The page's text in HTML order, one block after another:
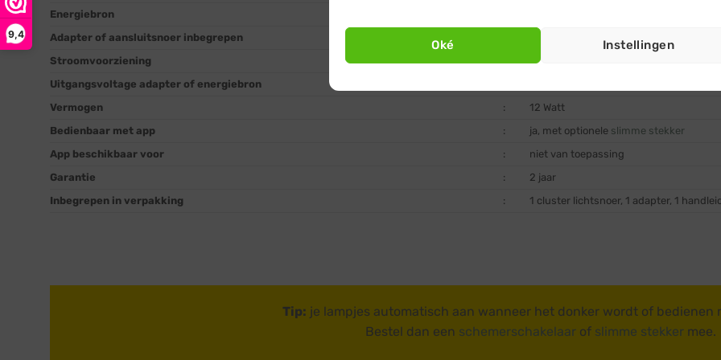
Oké Instellingen
9,4
Energiebron
Adapter of aansluitsnoer inbegrepen
Stroomvoorziening
220-240 Volt / 50Hz
Uitgangsvoltage adapter of energiebron
Vermogen
:
12 Watt
Bedienbaar met app
: ja, met optionele slimme stekker
App beschikbaar voor
:
niet van toepassing
Garantie
:
2 jaar
Inbegrepen in verpakking
: 1 cluster lichtsnoer, 1 adapter, 1
Tip: je lampjes automatisch aan wanneer het donker wordt of bedienen
Bestel dan een schemerschakelaar of slimme stekker mee.